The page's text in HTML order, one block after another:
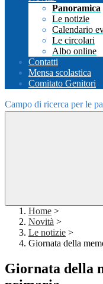
Panoramica
Le notizie
Calendario
Le circolari
Albo online
Contatti
Mensa scolastica
Comitato Genitori
Campo di ricerca per le
Home >
Novità >
Le notizie >
Giornata della
Giornata della